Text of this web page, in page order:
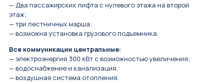
— Два пассажирских лифта с нулевого этажа на второй
этаж;
— три лестничных марша;
— возможна установка грузового подъемника.
Все коммуникации центральные:
— электроэнергия 300 кВт с возможностью увеличения;
— водоснабжение и канализация;
— воздушная система отопления.